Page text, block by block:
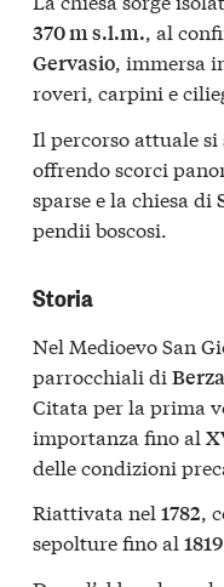
370 m s.l.m., al
Gervasio, immersa
roveri, carpini e
Il percorso attuale si
offrendo scorci
sparse e la chiesa di
pendii boscosi.
Storia
Nel Medioevo San
parrocchiali di
Citata per la prima
importanza fino al
delle condizioni
Riattivata nel 1782,
sepolture fino al 1819